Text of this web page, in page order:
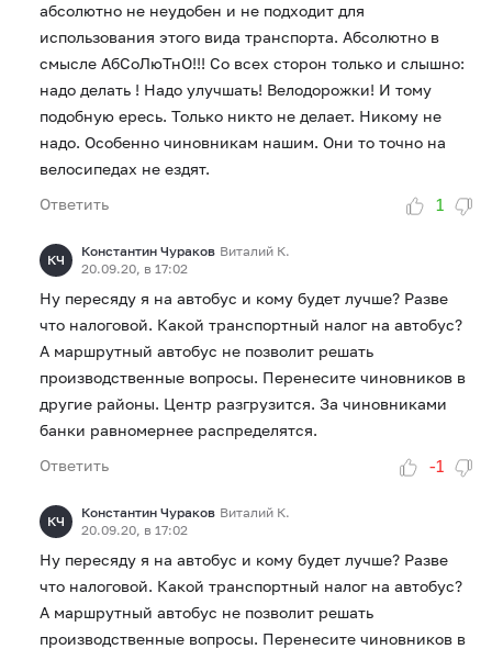
абсолютно не неудобен и не подходит для
использования этого вида транспорта. Абсолютно в
смысле АбСоЛюТнО!!! Со всех сторон только и слышно:
надо делать ! Надо улучшать! Велодорожки! И тому
подобную ересь. Только никто не делает. Никому не
надо. Особенно чиновникам нашим. Они то точно на
велосипедах не ездят.
Ответить
1
КЧ
Константин Чураков Виталий К.
20.09.20, в 17:02
Ну пересяду я на автобус и кому будет лучше? Разве
что налоговой. Какой транспортный налог на автобус?
А маршрутный автобус не позволит решать
производственные вопросы. Перенесите чиновников в
другие районы. Центр разгрузится. За чиновниками
банки равномернее распределятся.
Ответить
-1
КЧ
Константин Чураков Виталий К.
20.09.20, в 17:02
Ну пересяду я на автобус и кому будет лучше? Разве
что налоговой. Какой транспортный налог на автобус?
А маршрутный автобус не позволит решать
производственные вопросы. Перенесите чиновников в